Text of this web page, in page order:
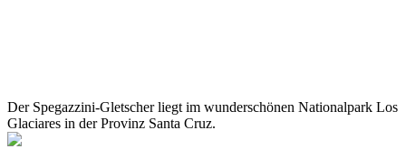
Der Spegazzini-Gletscher liegt im wunderschönen Nationalpark Los
Glaciares in der Provinz Santa Cruz.